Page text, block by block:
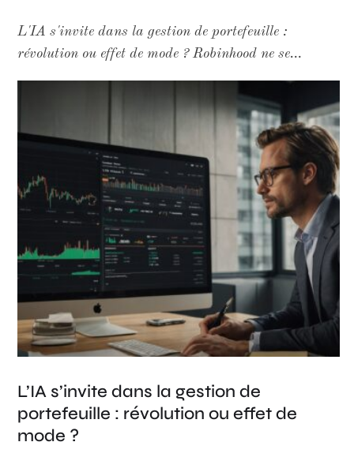
L'IA s'invite dans la gestion de portefeuille :
révolution ou effet de mode ? Robinhood ne se
Avec Cortex AI, sa plateforme d'intelligence
artificielle déployée auprès des conseillers en
investissement indépendants (RIA) via TradePMR,
le groupe américain ambitionne de remodeler en
profondeur les pratiques de gestion de patrimoine.
Un pari technologique qui mérite qu'on l'examine
sans les lunettes roses du marketing. Un million
d'utilisateurs, mais des retours encore flous Les
chiffres avancés sont impressionnants : plus d'un
million d'investisseurs particuliers auraient adopté
Cortex, et depuis l'acquisition de TradePMR par
Robinhood, les actifs sous gestion de la plateforme
milliards de dollars. Une étude Mercer confirme par
ailleurs que 55 % des gestionnaires d'actifs ont
intégré l'IA dans au moins un processus
L’IA s’invite dans la gestion de
portefeuille : révolution ou effet de
mode ?